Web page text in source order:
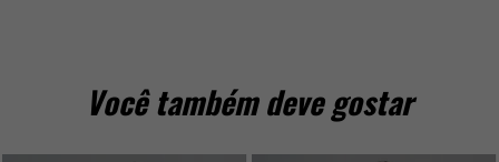
Você também deve gostar